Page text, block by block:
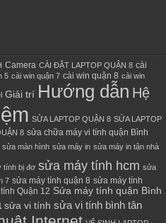
Camera CÀI ĐẶT LAPTOP QUẬN 8 cài
5 cài win quận 7 cài win quận 8 cài win
Giải trí Hướng dẫn Hệ
SỬA LAPTOP QUẬN 8 SỬA LAPTOP
8 sửa chữa máy vi tính quận Bình
sửa màn hình sửa máy in sửa máy in tận nhà
tính bị đơ sửa máy tính hcm sửa
7 sửa máy tính quận 8 sửa máy tính
Quận 12 Sửa máy tính quận Bình
sửa vi tính sửa vi tính bình tân